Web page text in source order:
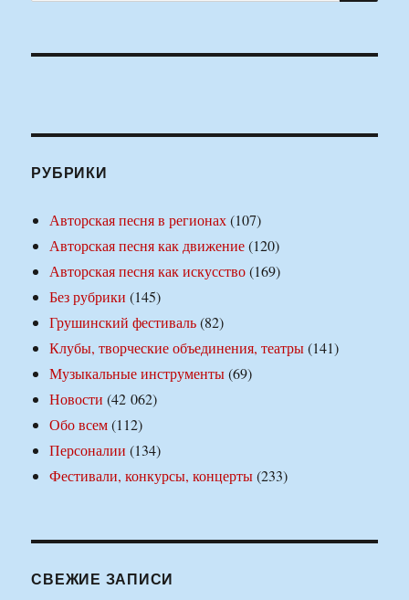
РУБРИКИ
Авторская песня в регионах(107)
Авторская песня как движение(120)
Авторская песня как искусство(169)
Без рубрики (145)
Грушинский фестиваль(82)
Клубы, творческие объединения, театры(141)
Музыкальные инструменты(69)
Новости (42 062)
Обо всем(112)
Персоналии (134)
Фестивали, конкурсы, концерты(233)
СВЕЖИЕ ЗАПИСИ